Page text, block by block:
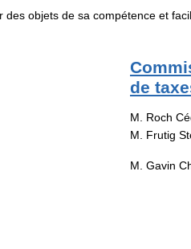
objets de sa compétence et
de
M. Roch
M. Frutig
M. Gavin